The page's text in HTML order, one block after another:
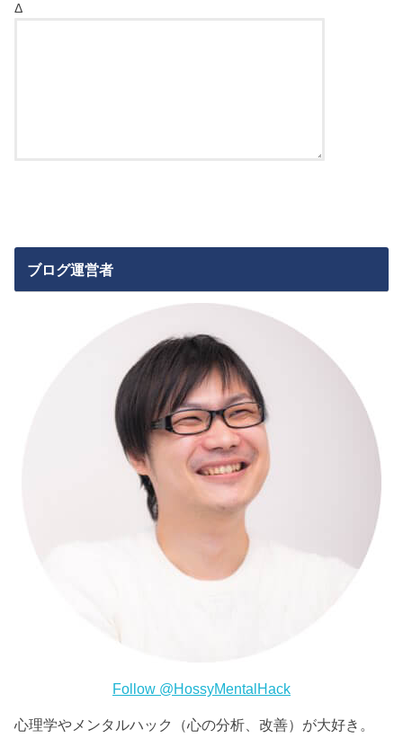
Δ
ブログ運営者
Follow @HossyMentalHack
心理学やメンタルハック（心の分析、改善）が大好き。